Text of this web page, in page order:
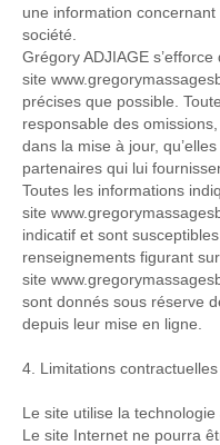
une information concernant
société.
Grégory ADJIAGE
site
précises que possible.
responsable des
dans la mise à jour,
partenaires qui lui
Toutes les informations
site
indicatif et sont
renseignements figurant
site
sont donnés sous réserve
depuis leur mise en ligne.
4. Limitations
Le site utilise la technologie
Le site Internet ne pourra